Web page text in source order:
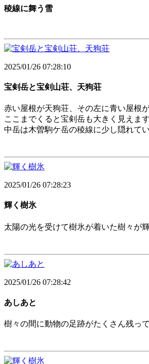
稜線に舞う雪
2025/01/26 07:28:10
宝剣岳と宝剣山荘、天狗荘
赤い屋根が天狗荘、その左に青い屋根が
ここまでくると宝剣岳も大きく見えます
中岳は木曽駒ケ岳の稜線に少し隠れてい
2025/01/26 07:28:23
輝く樹氷
太陽の光を受けて樹氷が着いた樹々が
2025/01/26 07:28:42
あしあと
樹々の間に動物の足跡がたくさん残って